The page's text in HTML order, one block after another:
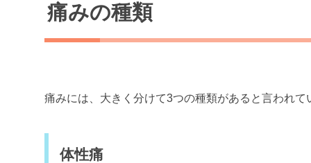
痛みの種類
痛みには、大きく分けて3つの種類があると言われて
体性痛